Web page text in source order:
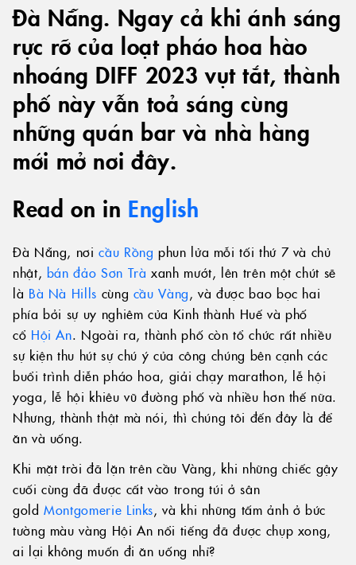
Đà Nẵng. Ngay cả khi ánh sáng
rực rỡ của loạt pháo hoa hào
nhoáng DIFF 2023 vụt tắt, thành
phố này vẫn toả sáng cùng
những quán bar và nhà hàng
mới mở nơi đây.
Read on in English
Đà Nẵng, nơicầu Rồng phun lửa mỗi tối thứ 7 và chủ
nhật, bán đảo Sơn Trà xanh mướt, lên trên một chút sẽ
là Bà Nà Hills cùng cầu Vàng, và được bao bọc hai
phía bởi sự uy nghiêm của Kinh thành Huế và phố
cổ Hội An. Ngoài ra, thành phố còn tổ chức rất nhiều
sự kiện thu hút sự chú ý của công chúng bên cạnh các
buổi trình diễn pháo hoa, giải chạy marathon, lễ hội
yoga, lễ hội khiêu vũ đường phố và nhiều hơn thế nữa.
Nhưng, thành thật mà nói, thì chúng tôi đến đây là để
ăn và uống.
Khi mặt trời đã lặn trên cầu Vàng, khi những chiếc gậy
cuối cùng đã được cất vào trong túi ở sân
goldMontgomerie Links, và khi những tấm ảnh ở bức
tường màu vàng Hội An nổi tiếng đã được chụp xong,
ai lại không muốn đi ăn uống nhỉ?